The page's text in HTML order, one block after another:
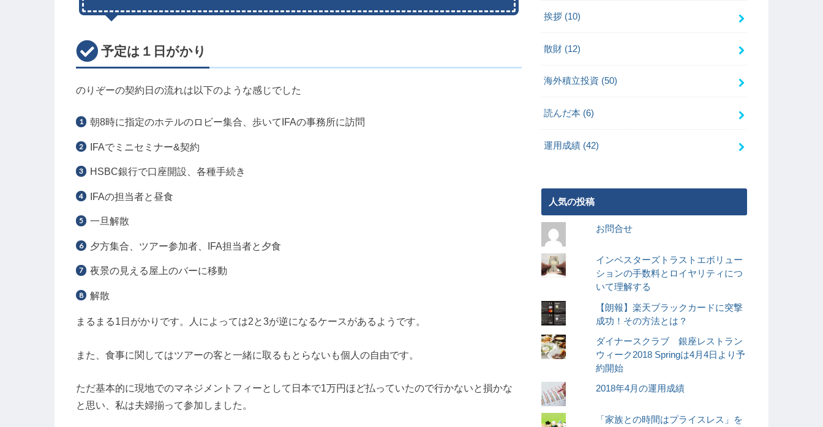
予定は１日がかり
のりぞーの契約日の流れは以下のような感じでした
朝8時に指定のホテルのロビー集合、歩いてIFAの事務所に訪問
IFAでミニセミナー&契約
HSBC銀行で口座開設、各種手続き
IFAの担当者と昼食
一旦解散
夕方集合、ツアー参加者、IFA担当者と夕食
夜景の見える屋上のバーに移動
解散
まるまる1日がかりです。人によっては2と3が逆になるケースがあるようです。
また、食事に関してはツアーの客と一緒に取るもとらないも個人の自由です。
ただ基本的に現地でのマネジメントフィーとして日本で1万円ほど払っていたので行かないと損かな
と思い、私は夫婦揃って参加しました。
挨拶 (10)
散財 (12)
海外積立投資 (50)
読んだ本 (6)
運用成績 (42)
人気の投稿
お問合せ
インベスターズトラストエボリュー
ションの手数料とロイヤリティにつ
いて理解する
【朗報】楽天ブラックカードに突撃
成功！その方法とは？
ダイナースクラブ 銀座レストラン
ウィーク2018 Springは4月4日より予
約開始
2018年4月の運用成績
「家族との時間はプライスレス」を